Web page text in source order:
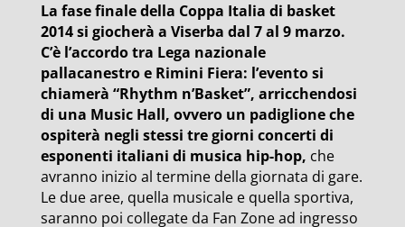
La fase finale della Coppa Italia di basket
2014 si giocherà a Viserba dal 7 al 9 marzo.
C’è l’accordo tra Lega nazionale
pallacanestro e Rimini Fiera: l’evento si
chiamerà “Rhythm n’Basket”, arricchendosi
di una Music Hall, ovvero un padiglione che
ospiterà negli stessi tre giorni concerti di
esponenti italiani di musica hip-hop, che
avranno inizio al termine della giornata di gare.
Le due aree, quella musicale e quella sportiva,
saranno poi collegate da Fan Zone ad ingresso